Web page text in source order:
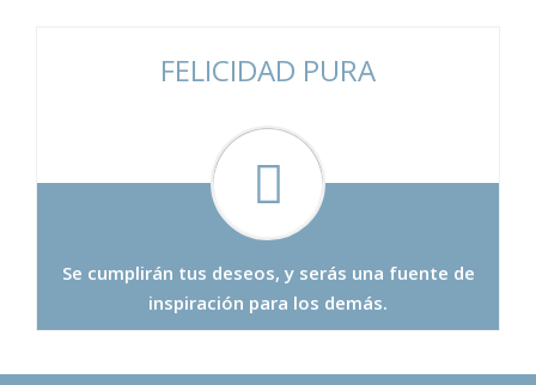
FELICIDAD PURA
Se cumplirán tus deseos, y serás una fuente de
inspiración para los demás.